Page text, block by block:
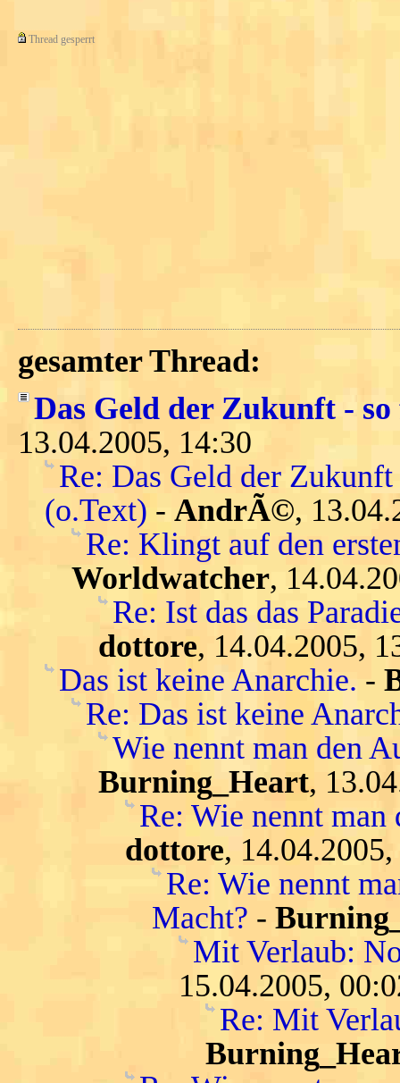
Thread gesperrt
gesamter Thread:
Das Geld der Zukunft -
13.04.2005, 14:30
Re: Das Geld der
(o.Text) - AndrÃ©,
Re: Klingt auf den
Worldwatcher,
Re: Ist das das
dottore, 14.04.2005,
Das ist keine Anarchie. -
Re: Das ist keine
Wie nennt man den
Burning_Heart,
Re: Wie nennt man
dottore,
Re: Wie nennt
Macht? -
Mit Verlaub:
15.04.2005,
Re: Mit